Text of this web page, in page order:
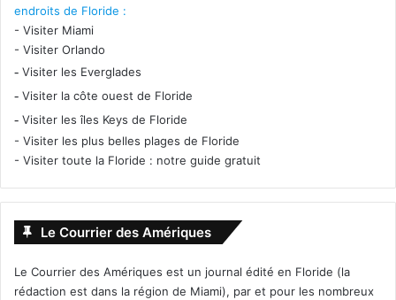
2/americans-trust-mass-media-
sinks-new-low.aspx
endroits de Floride :
- Visiter Miami
- Visiter Orlando
- Visiter les Everglades
- Visiter la côte ouest de Floride
- Visiter les îles Keys de Floride
- Visiter les plus belles plages de Floride
- Visiter toute la Floride : notre guide gratuit
Le Courrier des Amériques
Le Courrier des Amériques est un journal édité en Floride (la
rédaction est dans la région de Miami), par et pour les nombreux